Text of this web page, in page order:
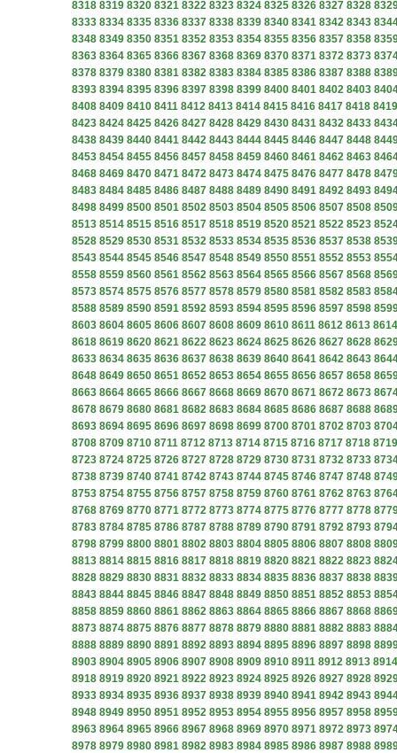
8318 8319 8320 8321 8322 8323 8324 8325 8326 8327 8328
8333 8334 8335 8336 8337 8338 8339 8340 8341 8342 8343
8348 8349 8350 8351 8352 8353 8354 8355 8356 8357 8358
8363 8364 8365 8366 8367 8368 8369 8370 8371 8372 8373
8378 8379 8380 8381 8382 8383 8384 8385 8386 8387 8388
8393 8394 8395 8396 8397 8398 8399 8400 8401 8402 8403
8408 8409 8410 8411 8412 8413 8414 8415 8416 8417 8418 8419
8423 8424 8425 8426 8427 8428 8429 8430 8431 8432 8433
8438 8439 8440 8441 8442 8443 8444 8445 8446 8447 8448
8453 8454 8455 8456 8457 8458 8459 8460 8461 8462 8463
8468 8469 8470 8471 8472 8473 8474 8475 8476 8477 8478
8483 8484 8485 8486 8487 8488 8489 8490 8491 8492 8493
8498 8499 8500 8501 8502 8503 8504 8505 8506 8507 8508
8513 8514 8515 8516 8517 8518 8519 8520 8521 8522 8523
8528 8529 8530 8531 8532 8533 8534 8535 8536 8537 8538
8543 8544 8545 8546 8547 8548 8549 8550 8551 8552 8553
8558 8559 8560 8561 8562 8563 8564 8565 8566 8567 8568
8573 8574 8575 8576 8577 8578 8579 8580 8581 8582 8583
8588 8589 8590 8591 8592 8593 8594 8595 8596 8597 8598
8603 8604 8605 8606 8607 8608 8609 8610 8611 8612 8613 8614
8618 8619 8620 8621 8622 8623 8624 8625 8626 8627 8628
8633 8634 8635 8636 8637 8638 8639 8640 8641 8642 8643
8648 8649 8650 8651 8652 8653 8654 8655 8656 8657 8658
8663 8664 8665 8666 8667 8668 8669 8670 8671 8672 8673
8678 8679 8680 8681 8682 8683 8684 8685 8686 8687 8688
8693 8694 8695 8696 8697 8698 8699 8700 8701 8702 8703
8708 8709 8710 8711 8712 8713 8714 8715 8716 8717 8718 8719
8723 8724 8725 8726 8727 8728 8729 8730 8731 8732 8733
8738 8739 8740 8741 8742 8743 8744 8745 8746 8747 8748
8753 8754 8755 8756 8757 8758 8759 8760 8761 8762 8763
8768 8769 8770 8771 8772 8773 8774 8775 8776 8777 8778
8783 8784 8785 8786 8787 8788 8789 8790 8791 8792 8793
8798 8799 8800 8801 8802 8803 8804 8805 8806 8807 8808
8813 8814 8815 8816 8817 8818 8819 8820 8821 8822 8823
8828 8829 8830 8831 8832 8833 8834 8835 8836 8837 8838
8843 8844 8845 8846 8847 8848 8849 8850 8851 8852 8853
8858 8859 8860 8861 8862 8863 8864 8865 8866 8867 8868
8873 8874 8875 8876 8877 8878 8879 8880 8881 8882 8883
8888 8889 8890 8891 8892 8893 8894 8895 8896 8897 8898
8903 8904 8905 8906 8907 8908 8909 8910 8911 8912 8913 8914
8918 8919 8920 8921 8922 8923 8924 8925 8926 8927 8928
8933 8934 8935 8936 8937 8938 8939 8940 8941 8942 8943
8948 8949 8950 8951 8952 8953 8954 8955 8956 8957 8958
8963 8964 8965 8966 8967 8968 8969 8970 8971 8972 8973
8978 8979 8980 8981 8982 8983 8984 8985 8986 8987 8988